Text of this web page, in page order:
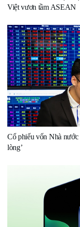
Việt vươn tầm ASEAN
Cổ phiếu vốn Nhà nước
lòng’